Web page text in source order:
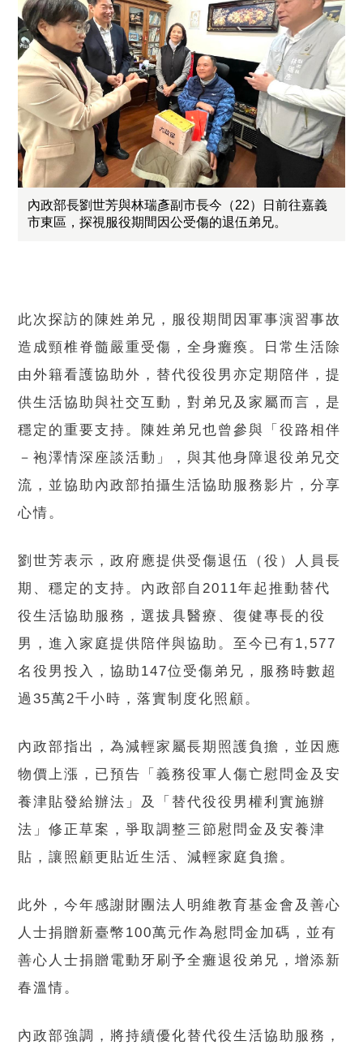
內政部長劉世芳與林瑞彥副市長今（22）日前往嘉義
市東區，探視服役期間因公受傷的退伍弟兄。
此次探訪的陳姓弟兄，服役期間因軍事演習事故
造成頸椎脊髓嚴重受傷，全身癱瘓。日常生活除
由外籍看護協助外，替代役役男亦定期陪伴，提
供生活協助與社交互動，對弟兄及家屬而言，是
穩定的重要支持。陳姓弟兄也曾參與「役路相伴
－袍澤情深座談活動」，與其他身障退役弟兄交
流，並協助內政部拍攝生活協助服務影片，分享
心情。
劉世芳表示，政府應提供受傷退伍（役）人員長
期、穩定的支持。內政部自2011年起推動替代
役生活協助服務，選拔具醫療、復健專長的役
男，進入家庭提供陪伴與協助。至今已有1,577
名役男投入，協助147位受傷弟兄，服務時數超
過35萬2千小時，落實制度化照顧。
內政部指出，為減輕家屬長期照護負擔，並因應
物價上漲，已預告「義務役軍人傷亡慰問金及安
養津貼發給辦法」及「替代役役男權利實施辦
法」修正草案，爭取調整三節慰問金及安養津
貼，讓照顧更貼近生活、減輕家庭負擔。
此外，今年感謝財團法人明維教育基金會及善心
人士捐贈新臺幣100萬元作為慰問金加碼，並有
善心人士捐贈電動牙刷予全癱退役弟兄，增添新
春溫情。
內政部強調，將持續優化替代役生活協助服務，